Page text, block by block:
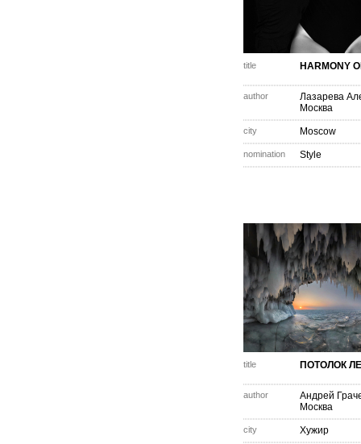
title HARMONY
author
Лазарева
Москва
city Moscow
nomination Style
title ПОТОЛОК
author
Андрей
Москва
city Хужир